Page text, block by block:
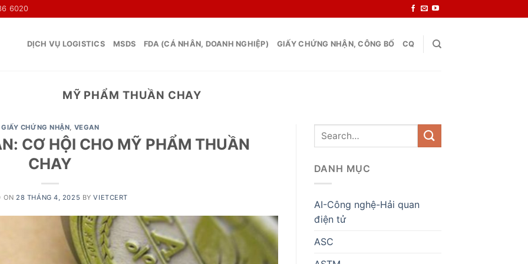
6020
DỊCH VỤ LOGISTICS MSDS FDA (CÁ NHÂN, DOANH NGHIỆP) GIẤY CHỨNG NHẬN, CÔNG BỐ CQ
MỸ PHẨM THUẦN CHAY
GIẤY CHỨNG NHẬN, VEGAN
CƠ HỘI CHO MỸ PHẨM THUẦN
CHAY
ON 28 THÁNG 4, 2025 BYVIETCERT
DANH MỤC
AI-Công nghệ-Hải quan
điện tử
ASC